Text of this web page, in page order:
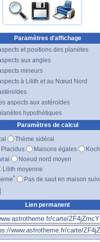
Paramètres d'affichage
et positions des planètes
aux angles
mineurs
à Lilith et au Nœud Nord
aspects aux astéroïdes
hypothétiques
Paramètres de calcul
Thème sidéral
Maisons égales
Koch
Noeud nord moyen
Lilith moyenne
* Pas de saut en maison
Lien permanent